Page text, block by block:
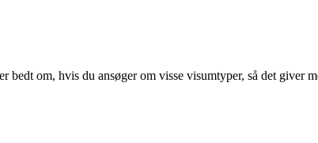
om, hvis du ansøger om visse visumtyper, så det giver